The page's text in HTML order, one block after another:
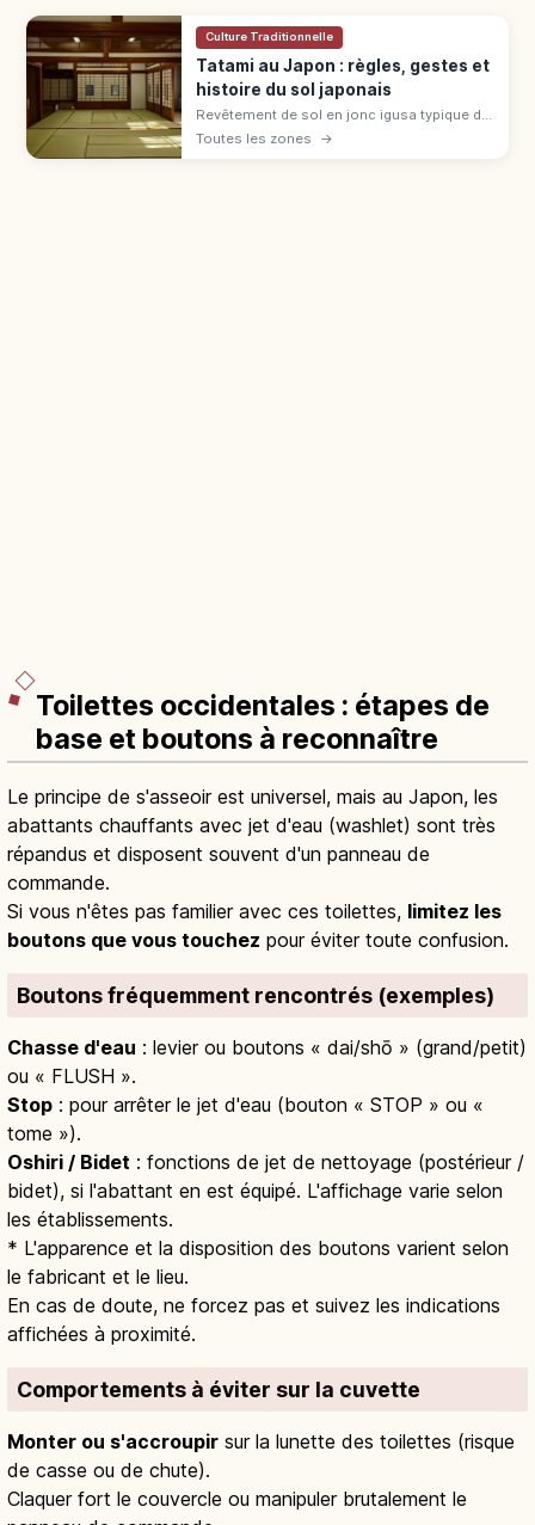
Culture Traditionnelle
Tatami au Japon : règles, gestes et
histoire du sol japonais
Revêtement de sol en jonc igusa typique du
washitsu, le tatami se généralise à l'époque
Toutes les zones →
Toilettes occidentales : étapes de
base et boutons à reconnaître
Le principe de s'asseoir est universel, mais au Japon, les
abattants chauffants avec jet d'eau (washlet) sont très
répandus et disposent souvent d'un panneau de
commande.
Si vous n'êtes pas familier avec ces toilettes, limitez les
boutons que vous touchez pour éviter toute confusion.
Boutons fréquemment rencontrés (exemples)
Chasse d'eau : levier ou boutons « dai/shō » (grand/petit)
ou « FLUSH ».
Stop : pour arrêter le jet d'eau (bouton « STOP » ou «
tome »).
Oshiri / Bidet : fonctions de jet de nettoyage (postérieur /
bidet), si l'abattant en est équipé. L'affichage varie selon
les établissements.
* L'apparence et la disposition des boutons varient selon
le fabricant et le lieu.
En cas de doute, ne forcez pas et suivez les indications
affichées à proximité.
Comportements à éviter sur la cuvette
Monter ou s'accroupir sur la lunette des toilettes (risque
de casse ou de chute).
Claquer fort le couvercle ou manipuler brutalement le